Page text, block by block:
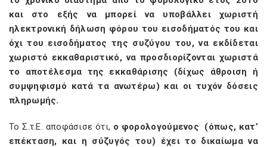
και στο εξής να μπορεί να υποβάλλει χωριστή
ηλεκτρονική δήλωση φόρου του εισοδήματός του και
όχι του εισοδήματος της συζύγου του, να εκδίδεται
χωριστό εκκαθαριστικό, να προσδιορίζονται χωριστά
το αποτέλεσμα της εκκαθάρισης (δίχως άθροιση ή
συμψηφισμό κατά τα ανωτέρω) και οι τυχόν δόσεις
πληρωμής.
Το Σ.τ.Ε. αποφάσισε ότι, ο φορολογούμενος
(όπως, κατ’
επέκταση, και η σύζυγός του) έχει το δικαίωμα να